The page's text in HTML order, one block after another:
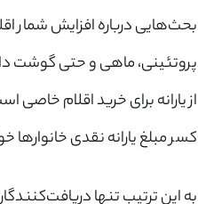
بحث‌هایی درباره افزایش شمار
پروتئینی، ماهی و حتی گوشت
از یارانه برای خرید اقلام
کسر مبلغ یارانه نقدی خانوار‌ها
به این ترتیب تنها